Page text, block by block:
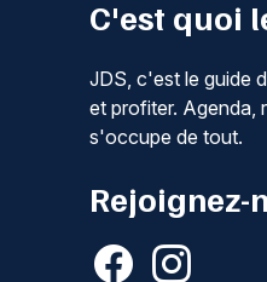
C'est quoi
JDS, c'est le guide
et profiter. Agenda,
s'occupe de tout.
Rejoignez-